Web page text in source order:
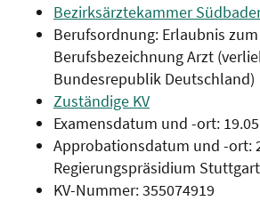
Bezirksärztekammer
Berufsordnung: Erlaubnis
Berufsbezeichnung Arzt
Bundesrepublik Deutschland)
Zuständige KV
Examensdatum und -ort:
Approbationsdatum und -ort:
Regierungspräsidium Stuttgart
KV-Nummer: 355074919